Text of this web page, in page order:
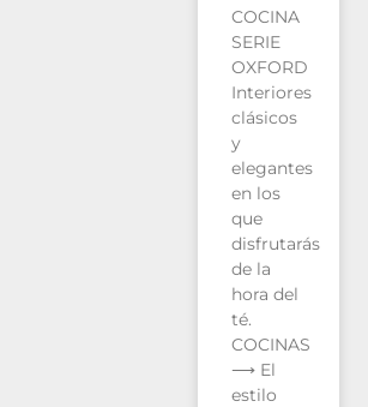
COCINA
SERIE
OXFORD
Interiores
clásicos
y
elegantes
en los
que
disfrutarás
de la
hora del
té.
COCINAS
⟶ El
estilo